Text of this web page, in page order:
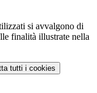
si avvalgono di
finalità illustrate nella
tutti i cookies